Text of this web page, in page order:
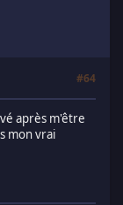
#64
après m'être
mon vrai